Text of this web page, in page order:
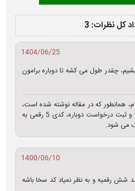
کل نظرات: 3
1404/06/25
چقدر طول می‌ کشه تا دوباره برامون
همانطور که در مقاله نوشته شده است،
در صورت فراموشی کد سخا و ثبت درخواست دوباره، کدی 5 رقمی به
می شود.
1400/06/10
شش رقمیه و به نظر نمیاد کد سخا باشه